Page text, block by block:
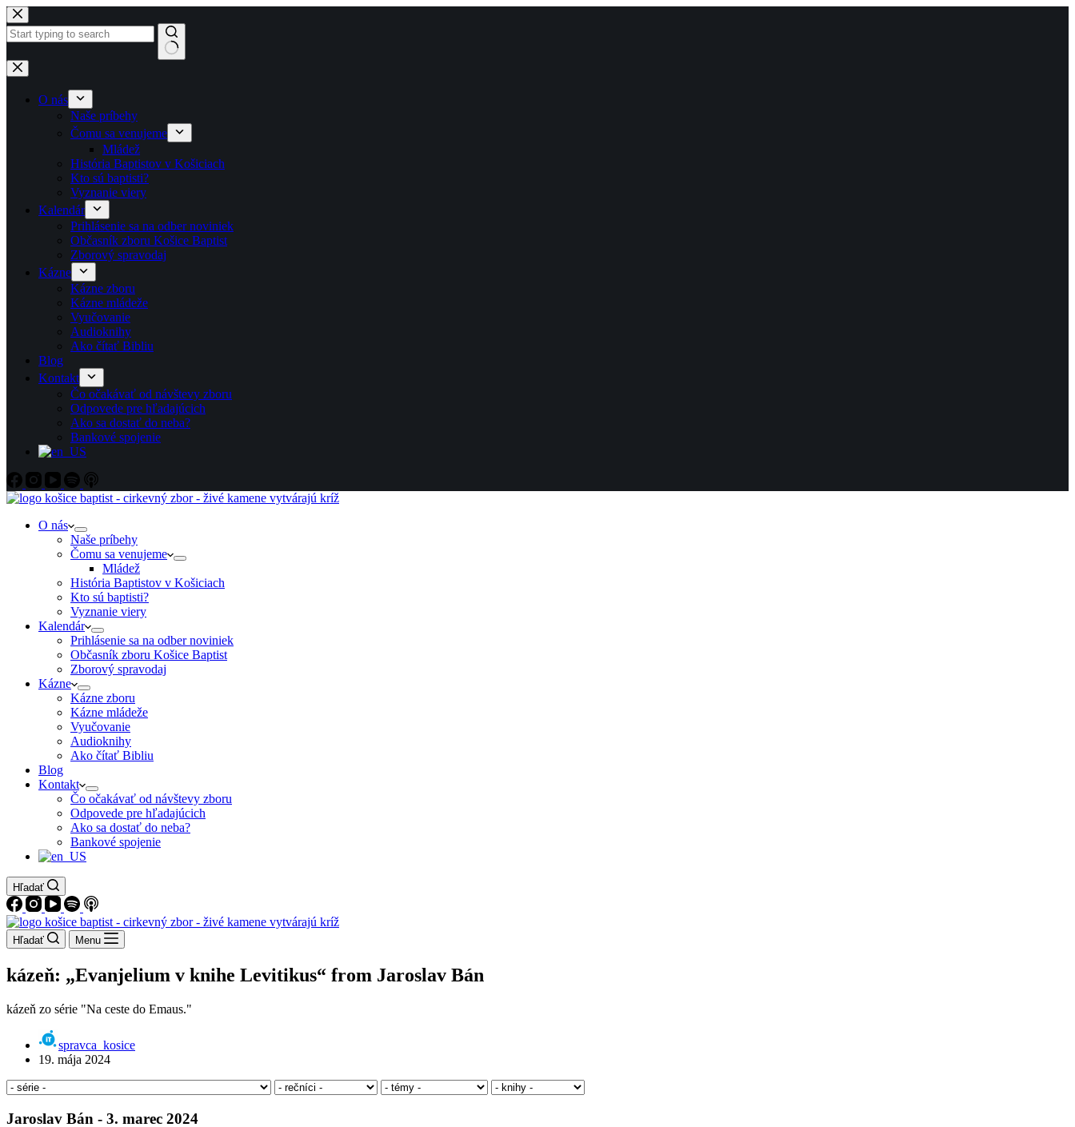
Skip to content
No results
O nás
Naše príbehy
Čomu sa venujeme
Mládež
História Baptistov v Košiciach
Kto sú baptisti?
Vyznanie viery
Kalendár
Prihlásenie sa na odber noviniek
Občasník zboru Košice Baptist
Zborový spravodaj
Kázne
Kázne zboru
Kázne mládeže
Vyučovanie
Audioknihy
Ako čítať Bibliu
Blog
Kontakt
Čo očakávať od návštevy zboru
Odpovede pre hľadajúcich
Ako sa dostať do neba?
Bankové spojenie
O nás
Naše príbehy
Čomu sa venujeme
Mládež
História Baptistov v Košiciach
Kto sú baptisti?
Vyznanie viery
Kalendár
Prihlásenie sa na odber noviniek
Občasník zboru Košice Baptist
Zborový spravodaj
Kázne
Kázne zboru
Kázne mládeže
Vyučovanie
Audioknihy
Ako čítať Bibliu
Blog
Kontakt
Čo očakávať od návštevy zboru
Odpovede pre hľadajúcich
Ako sa dostať do neba?
Bankové spojenie
Hľadať
Hľadať Menu
kázeň: „Evanjelium v knihe Levitikus“ from Jaroslav Bán
kázeň zo série "Na ceste do Emaus."
spravca_kosice
19. mája 2024
Jaroslav Bán - 3. marec 2024